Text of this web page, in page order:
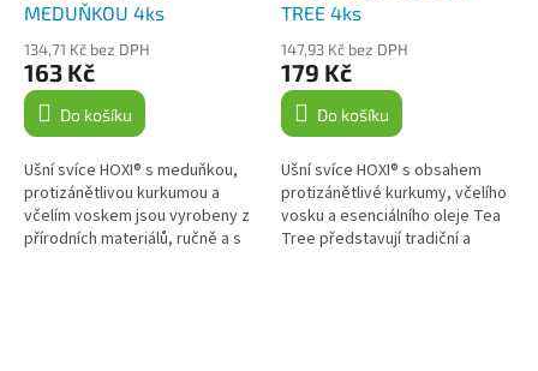
MEDUŇKOU 4ks
134,71 Kč bez DPH
163 Kč
Do košíku
Ušní svíce HOXI® s meduňkou,
protizánětlivou kurkumou a
včelím voskem jsou vyrobeny z
přírodních materiálů, ručně a s
TREE 4ks
147,93 Kč bez DPH
179 Kč
Do košíku
Ušní svíce HOXI® s obsahem
protizánětlivé kurkumy, včelího
vosku a esenciálního oleje Tea
Tree představují tradiční a